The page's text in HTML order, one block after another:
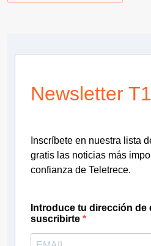
Newsletter
Inscríbete en nuestra lista
gratis las noticias más
confianza de Teletrece.
Introduce tu dirección de
suscribirte